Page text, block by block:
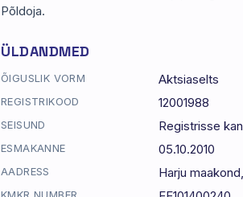
Põldoja.
ÜLDANDMED
ÕIGUSLIK VORM Aktsiaselts
REGISTRIKOOD 12001988
SEISUND Registrisse
ESMAKANNE 05.10.2010
AADRESS Harju